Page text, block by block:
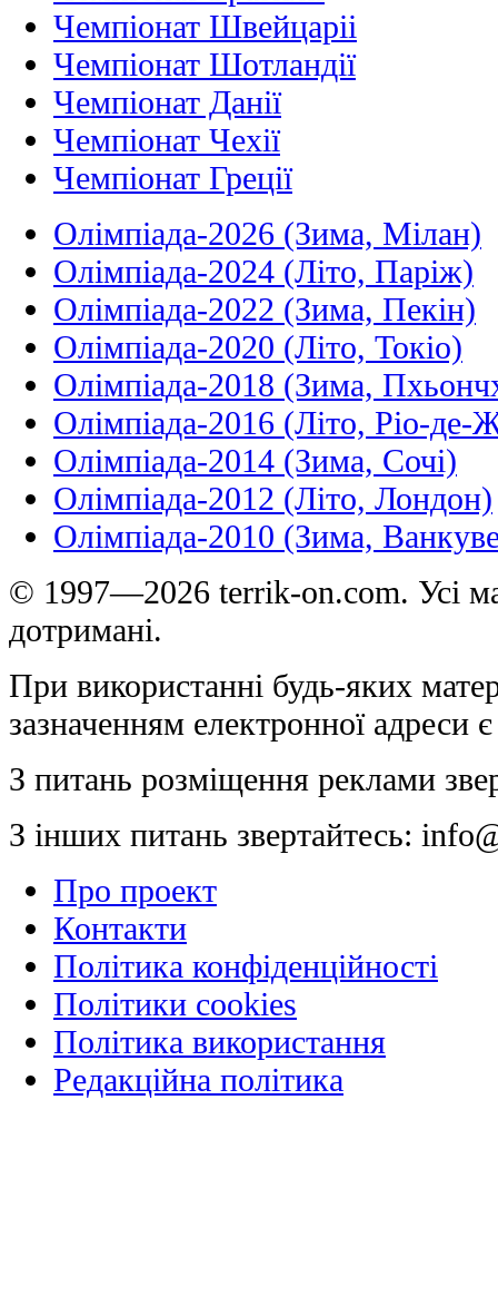
Чемпіонат Швейцаріі
Чемпіонат Шотландії
Чемпіонат Данії
Чемпіонат Чехії
Чемпіонат Греції
Олімпіада-2026 (Зима, Мілан)
Олімпіада-2024 (Літо, Паріж)
Олімпіада-2022 (Зима, Пекін)
Олімпіада-2020 (Літо, Токіо)
Олімпіада-2018 (Зима,
Олімпіада-2016 (Літо, Ріо-де-
Олімпіада-2014 (Зима, Сочі)
Олімпіада-2012 (Літо, Лондон)
Олімпіада-2010 (Зима,
© 1997—2026 terrik-on.com. Усі
дотримані.
При використанні будь-яких
зазначенням електронної адреси
З питань розміщення реклами
З інших питань звертайтесь:
Про проект
Контакти
Політика конфіденційності
Політики cookies
Політика використання
Редакційна політика